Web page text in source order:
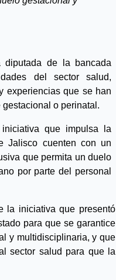
de la bancada
del sector salud,
experiencias que se han
o perinatal.
que impulsa la
que permita un duelo
por parte del personal
la iniciativa que presentó
para que se garantice
y multidisciplinaria, y que
sector salud para que la